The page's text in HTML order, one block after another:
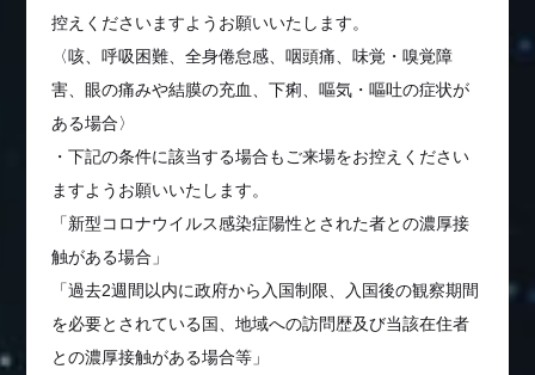
控えくださいますようお願いいたします。
〈咳、呼吸困難、全身倦怠感、咽頭痛、味覚・嗅覚障
害、眼の痛みや結膜の充血、下痢、嘔気・嘔吐の症状が
ある場合〉
・下記の条件に該当する場合もご来場をお控えください
ますようお願いいたします。
「新型コロナウイルス感染症陽性とされた者との濃厚接
触がある場合」
「過去2週間以内に政府から入国制限、入国後の観察期間
を必要とされている国、地域への訪問歴及び当該在住者
との濃厚接触がある場合等」